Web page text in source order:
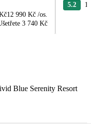
12 990 Kč /os.
3 740 Kč
5.2
Blue Serenity Resort